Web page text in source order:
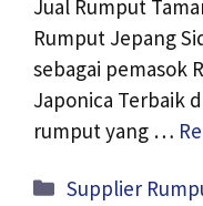
Jual Rumput
Rumput Jepang
sebagai pemasok
Japonica Terbaik
rumput yang …
Kategori
Supplier